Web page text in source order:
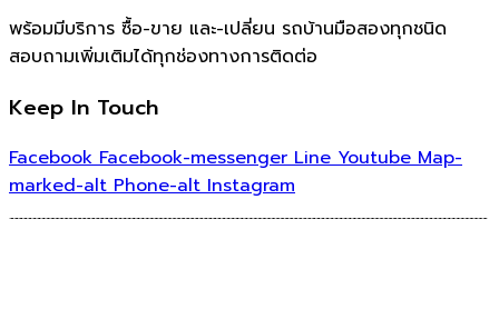
พร้อมมีบริการ ซื้อ-ขาย และ-เปลี่ยน รถบ้านมือสองทุกชนิด
สอบถามเพิ่มเติมได้ทุกช่องทางการติดต่อ
Keep In Touch
Facebook Facebook-messenger Line Youtube Map-
marked-alt Phone-alt Instagram